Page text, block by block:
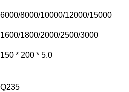
6000/8000/10000/12000/15000
1600/1800/2000/2500/3000
150 * 200 * 5.0
Q235